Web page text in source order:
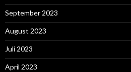
September 2023
August 2023
Juli 2023
April 2023